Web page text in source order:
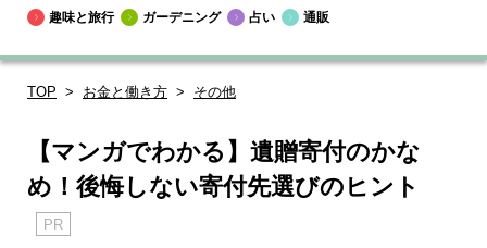
趣味と旅行
ガーデニング 占い 通販
TOP お金と働き方 その他
【マンガでわかる】遺贈寄付のかな
め！後悔しない寄付先選びのヒント
PR